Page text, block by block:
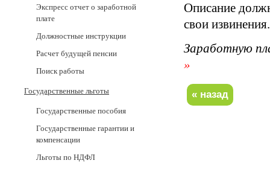
Экспресс отчет о заработной
плате
Должностные инструкции
Расчет будущей пенсии
Поиск работы
Государственные льготы
Государственные пособия
Государственные гарантии и
компенсации
Льготы по НДФЛ
Описание
свои извинения.
Заработную
»